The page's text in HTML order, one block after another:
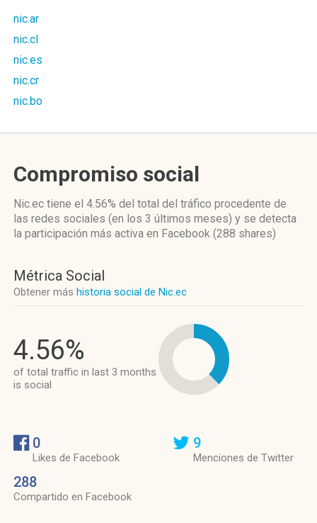
nic.ar
nic.cl
nic.es
nic.cr
nic.bo
Compromiso social
Nic.ec tiene el 4.56% del total del tráfico procedente de
las redes sociales (en los 3 últimos meses) y se detecta
la participación más activa en Facebook (288 shares)
Métrica Social
Obtener más historia social de Nic.ec
4.56%
of total traffic in last 3 months
is social
0
Likes de Facebook
288
Compartido en Facebook
9
Menciones de Twitter